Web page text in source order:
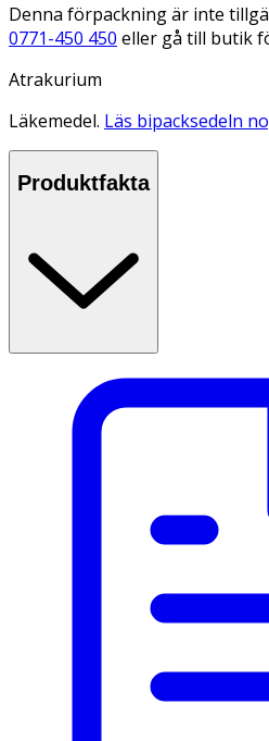
Denna förpackning är inte
0771-450 450 eller gå till butik
Atrakurium
Läkemedel. Läs bipacksedeln
Produktfakta